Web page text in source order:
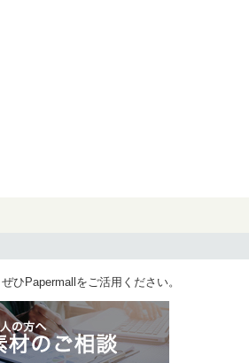
ひPapermallをご活用ください。